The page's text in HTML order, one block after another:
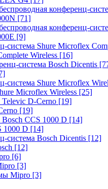
конференц-
[71]
конференц-
[9]
система Shure Microflex
Wireless [16]
система Bosch Dicentis
система Shure Microflex
Microflex Wireless [25]
Televic D-Cerno [19]
[19]
CCS 1000 D [14]
1000 D [14]
система Bosch Dicentis [12]
[12]
[6]
[3]
Mipro [3]